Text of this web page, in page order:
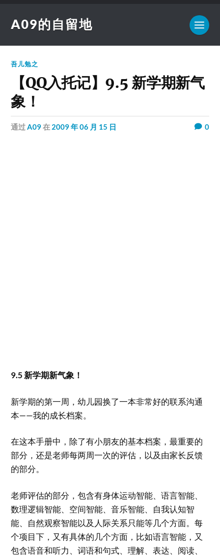
A09的自留地
吾儿勉之
【QQ入托记】9.5 新学期新气
象！
通过A09在 2009 年 06 月 15 日 0
9.5 新学期新气象！
新学期的第一周，幼儿园换了一本非常好的联系沟通
本——我的成长档案。
在这本手册中，除了有小朋友的基本档案，最重要的
部分，还是老师每两周一次的评估，以及由家长反馈
的部分。
老师评估的部分，包含有身体运动智能、语言智能、
数理逻辑智能、空间智能、音乐智能、自我认知智
能、自然观察智能以及人际关系只能等几个方面。每
个项目下，又有具体的几个方面，比如语言智能，又
包含语音和听力、词语和句式、理解、表达、阅读、